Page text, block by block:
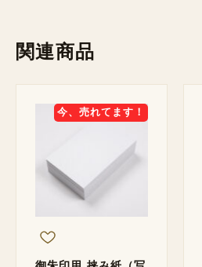
関連商品
今、売れてます！